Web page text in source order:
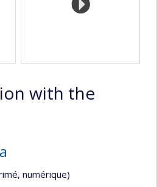
with the
numérique)